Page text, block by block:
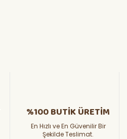
%100 BUTİK ÜRETİM
En Hızlı ve En Güvenilir Bir
Şekilde Teslimat.